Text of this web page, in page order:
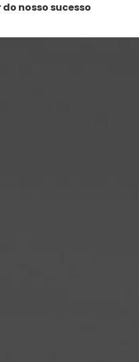
nosso sucesso